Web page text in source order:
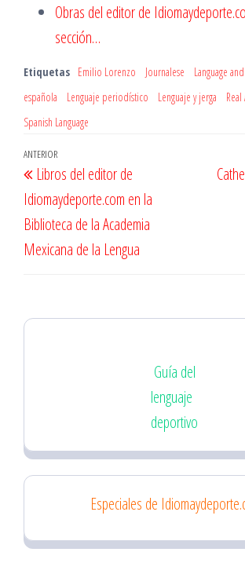
Obras del editor de
sección…
Etiquetas Emilio Lorenzo Journalese Language
española
Lenguaje periodístico Lenguaje y jerga
Spanish Language
Navegación
de
entradas
Entrada
anterior
ANTERIOR
Libros del editor de
Idiomaydeporte.com en la
Biblioteca de la Academia
Mexicana de la Lengua
Guía del
lenguaje
deportivo
Especiales de